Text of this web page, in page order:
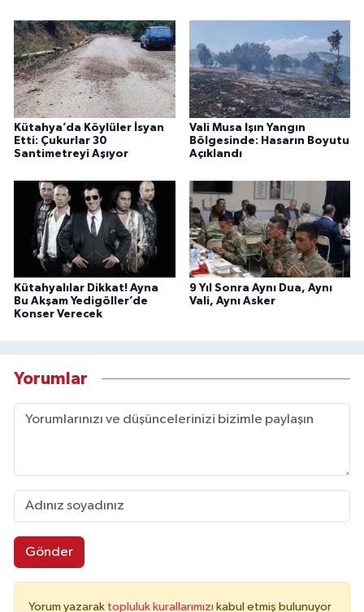
Kütahya’da Köylüler İsyan
Etti: Çukurlar 30
Santimetreyi Aşıyor
Vali Musa Işın Yangın
Bölgesinde: Hasarın Boyutu
Açıklandı
Kütahyalılar Dikkat! Ayna
Bu Akşam Yedigöller’de
Konser Verecek
9 Yıl Sonra Aynı Dua, Aynı
Vali, Aynı Asker
Yorumlar
Gönder
Yorum yazarak topluluk kurallarımızı kabul etmiş bulunuyor